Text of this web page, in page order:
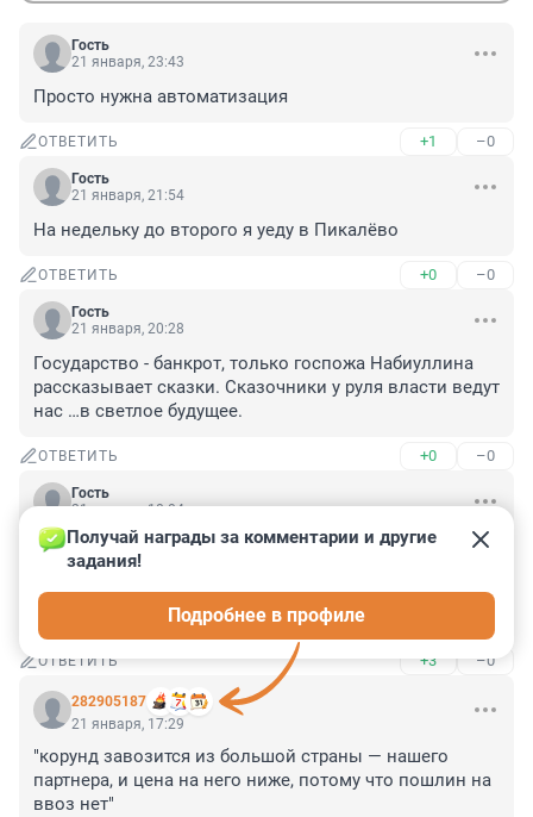
Гость
21 января, 23:43
Просто нужна автоматизация
ОТВЕТИТЬ +1 –0
Гость
21 января, 21:54
На недельку до второго я уеду в Пикалёво
ОТВЕТИТЬ +0 –0
Гость
21 января, 20:28
Государство - банкрот, только госпожа Набиуллина
рассказывает сказки. Сказочники у руля власти ведут
нас …в светлое будущее.
ОТВЕТИТЬ +0 –0
Гость
21 января, 18:04
Я так понимаю это все принадлежит Дерипаске? Тоj-
то он ноет все про крепкий рубль! А в Пикалево я
помню президент еще лет 20 назад приезжал,когда
Дерипаска ручку у него спереть хотел!
ОТВЕТИТЬ +3 –0
282905187
Получай награды за комментарии и другие
задания!
Подробнее в профиле
21 января, 17:29
"корунд завозится из большой страны — нашего
партнера, и цена на него ниже, потому что пошлин на
ввоз нет"